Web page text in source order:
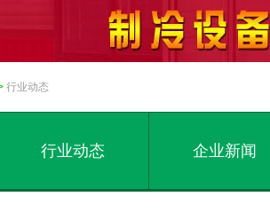
行业动态
行业动态 企业新闻